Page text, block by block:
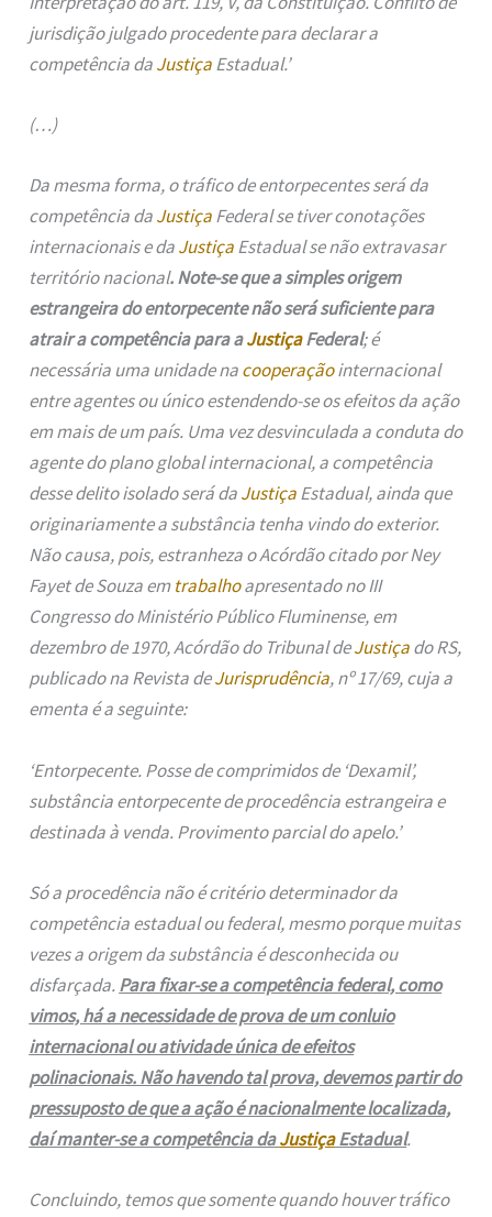
jurisdição julgado procedente para declarar a
competência daJustiçaEstadual.’
(…)
Da mesma forma, o tráfico de entorpecentes será da
competência daJustiçaFederal se tiver conotações
internacionais e daJustiçaEstadual se não extravasar
território nacional. Note-se que a simples origem
estrangeira do entorpecente não será suficiente para
atrair a competência para aJustiçaFederal; é
necessária uma unidade nacooperaçãointernacional
entre agentes ou único estendendo-se os efeitos da ação
em mais de um país. Uma vez desvinculada a conduta do
agente do plano global internacional, a competência
desse delito isolado será daJustiçaEstadual, ainda que
originariamente a substância tenha vindo do exterior.
Não causa, pois, estranheza o Acórdão citado por Ney
Fayet de Souza emtrabalhoapresentado no III
Congresso do Ministério Público Fluminense, em
dezembro de 1970, Acórdão do Tribunal deJustiçado RS,
publicado na Revista deJurisprudência, nº 17/69, cuja a
ementa é a seguinte:
‘Entorpecente. Posse de comprimidos de ‘Dexamil’,
substância entorpecente de procedência estrangeira e
destinada à venda. Provimento parcial do apelo.’
Só a procedência não é critério determinador da
competência estadual ou federal, mesmo porque muitas
vezes a origem da substância é desconhecida ou
disfarçada.Para fixar-se a competência federal, como
vimos, há a necessidade de prova de um conluio
internacional ou atividade única de efeitos
polinacionais. Não havendo tal prova, devemos partir do
pressuposto de que a ação é nacionalmente localizada,
daí manter-se a competência daJustiçaEstadual.
Concluindo, temos que somente quando houver tráfico